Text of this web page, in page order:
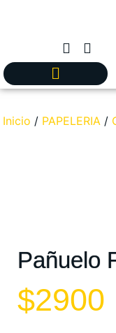
Inicio / PAPELERIA /
Pañuelo
$2900